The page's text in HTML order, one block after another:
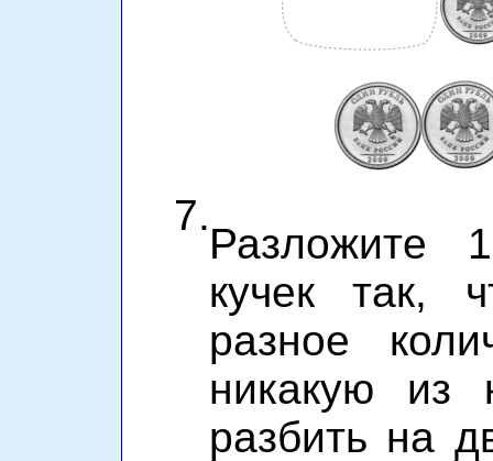
7.
Разложите
кучек так,
разное
никакую из
разбить на